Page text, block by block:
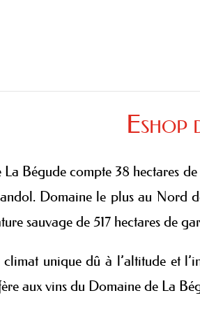
Eshop
Bégude compte 38 hectares
Domaine le plus au Nord
sauvage de 517 hectares de
unique dû à l’altitude et
aux vins du Domaine de La